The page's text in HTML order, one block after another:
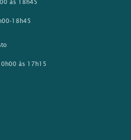
às 18h45
18h45
às 17h15